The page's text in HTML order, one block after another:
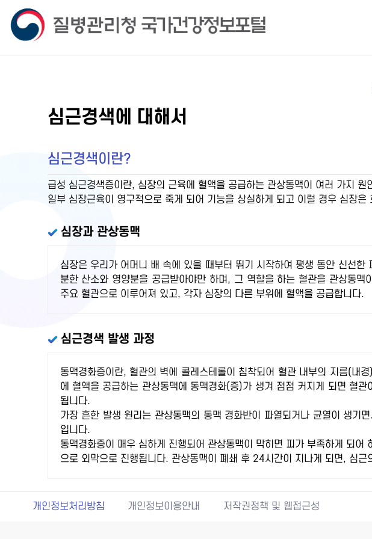
심근경색에 대해서
심근경색이란?
급성 심근경색증이란, 심장의 근육에 혈액을 공급하는 관상동맥이 여러 가지
일부 심장근육이 영구적으로 죽게 되어 기능을 상실하게 되고 이럴 경우 심장
심장과 관상동맥
심장은 우리가 어머니 배 속에 있을 때부터 뛰기 시작하여 평생 동안 신선
분한 산소와 영양분을 공급받아야만 하며, 그 역할을 하는 혈관을 관상동
주요 혈관으로 이루어져 있고, 각자 심장의 다른 부위에 혈액을 공급합니다.
심근경색 발생 과정
동맥경화증이란, 혈관의 벽에 콜레스테롤이 침착되어 혈관 내부의 지름(내
에 혈액을 공급하는 관상동맥에 동맥경화(증)가 생겨 점점 커지게 되면 혈
됩니다.
가장 흔한 발생 원리는 관상동맥의 동맥 경화반이 파열되거나 균열이 생기
입니다.
동맥경화증이 매우 심하게 진행되어 관상동맥이 막히면 피가 부족하게 되
으로 외막으로 진행됩니다. 관상동맥이 폐쇄 후 24시간이 지나게 되면, 심
개인정보처리방침 개인정보이용안내 저작권정책 및 웹접근성